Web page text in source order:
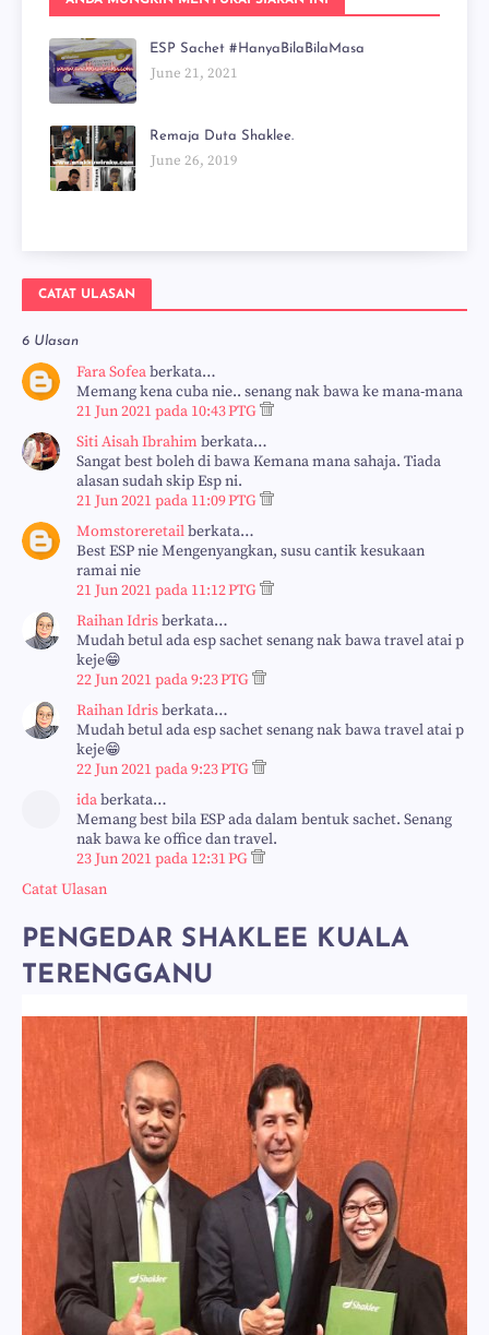
ESP Sachet #HanyaBilaBilaMasa
June 21, 2021
Remaja Duta Shaklee.
June 26, 2019
CATAT ULASAN
6 Ulasan
Fara Sofeaberkata…
Memang kena cuba nie.. senang nak bawa ke mana-mana
21 Jun 2021 pada 10:43 PTG
Siti Aisah Ibrahim berkata…
Sangat best boleh di bawa Kemana mana sahaja. Tiada
alasan sudah skip Esp ni.
21 Jun 2021 pada 11:09 PTG
Momstoreretailberkata…
Best ESP nie Mengenyangkan, susu cantik kesukaan
ramai nie
21 Jun 2021 pada 11:12 PTG
Raihan Idrisberkata…
Mudah betul ada esp sachet senang nak bawa travel atai p
keje😁
22 Jun 2021 pada 9:23 PTG
Raihan Idrisberkata…
Mudah betul ada esp sachet senang nak bawa travel atai p
keje😁
22 Jun 2021 pada 9:23 PTG
idaberkata…
Memang best bila ESP ada dalam bentuk sachet. Senang
nak bawa ke office dan travel.
23 Jun 2021 pada 12:31 PG
Catat Ulasan
PENGEDAR SHAKLEE KUALA
TERENGGANU